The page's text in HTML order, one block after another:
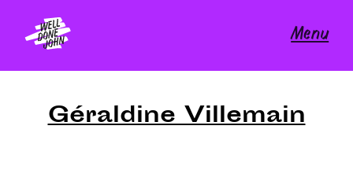
content
Menu
Géraldine Villemain